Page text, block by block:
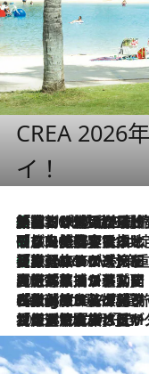
CREA 2026
イ！
2026.8.6
「荷物が増えるほど旅ストレスは増す」美容ジャーナリストがたどり着いた最終結論。“化粧品を劇的に減らす”感動の凝縮美容とは
2026.8.6
「旅先には金髪ウィッグを持参」日本と同じメイクでは損してる!? 美容ジャーナリストが提案する“掟破りの旅美容”とは
2026.8.6
【厳選旅コスメ】「身軽さ＆UV対策重視！」ヘアアーティストshucoが選んだ夏旅ベストコスメを発表【Mサイズジップ】
2026.8.5
【厳選旅コスメ】国内をあちこち移動する河井菜摘が選んだ夏旅ベストコスメ発表！「リラックスアイテムはマスト」【Mサイズジップ】
2026.8.4
【厳選旅コスメ】「紫外線＆乾燥対策しながらメイク感も！」ヘア＆メイクGeorgeが選んだ夏旅ベストコスメを発表！【Mサイズジップ】
2026.8.3
【厳選旅コスメ】「保湿もタイパ重視！」“サウナ好き”タレント清水みさとが愛用する夏旅ベストコスメを発表！【Mサイズジップ】